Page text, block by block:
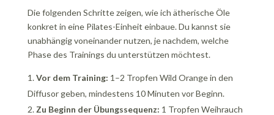
Die folgenden Schritte zeigen, wie ich ätherische Öle
konkret in eine Pilates-Einheit einbaue. Du kannst sie
unabhängig voneinander nutzen, je nachdem, welche
Phase des Trainings du unterstützen möchtest.
Vor dem Training: 1–2 Tropfen Wild Orange in den
Diffusor geben, mindestens 10 Minuten vor Beginn.
Zu Beginn der Übungssequenz: 1 Tropfen Weihrauch